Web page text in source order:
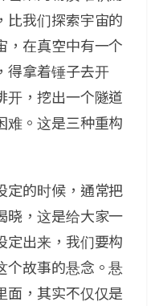
比我们探索宇宙的
，在真空中有一个
得拿着锤子去开
开，挖出一个隧道
难。这是三种重构
定的时候，通常把
晓，这是给大家一
定出来，我们要构
个故事的悬念。悬
面，其实不仅仅是